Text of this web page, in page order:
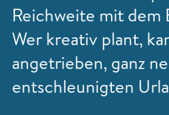
Reichweite mit
Wer kreativ plant,
angetrieben, ganz
entschleunigten